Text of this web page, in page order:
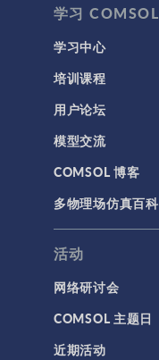
学习 COMSOL
学习中心
培训课程
用户论坛
模型交流
COMSOL 博客
多物理场仿真百科
活动
网络研讨会
COMSOL 主题日
近期活动